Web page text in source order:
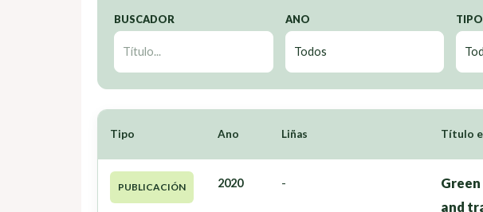
BUSCADOR ANO TIPO
Tipo Ano Liñas Título
PUBLICACIÓN 2020 -
and